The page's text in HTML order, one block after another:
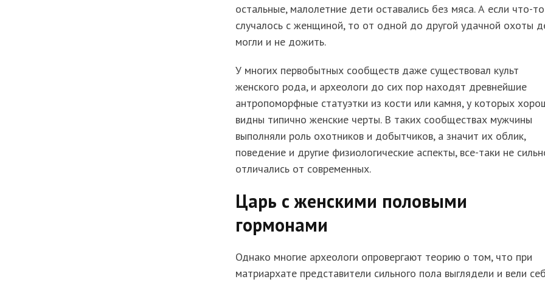
остальные, малолетние дети оставались без мяса. А если что-то
случалось с женщиной, то от одной до другой удачной охоты
могли и не дожить.
У многих первобытных сообществ даже существовал культ
женского рода, и археологи до сих пор находят древнейшие
антропоморфные статуэтки из кости или камня, у которых
видны типично женские черты. В таких сообществах мужчины
выполняли роль охотников и добытчиков, а значит их облик,
поведение и другие физиологические аспекты, все-таки не
отличались от современных.
Царь с женскими половыми
гормонами
Однако многие археологи опровергают теорию о том, что при
матриархате представители сильного пола выглядели и вели